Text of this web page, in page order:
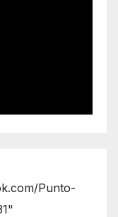
Punto-